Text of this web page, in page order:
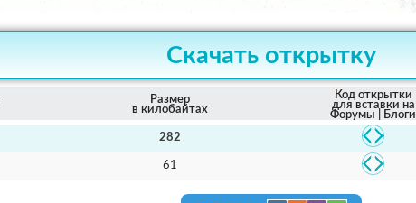
Скачать открытку
Размер
в килобайтах
Код открытки
для вставки на
Форумы | Блоги
282
61